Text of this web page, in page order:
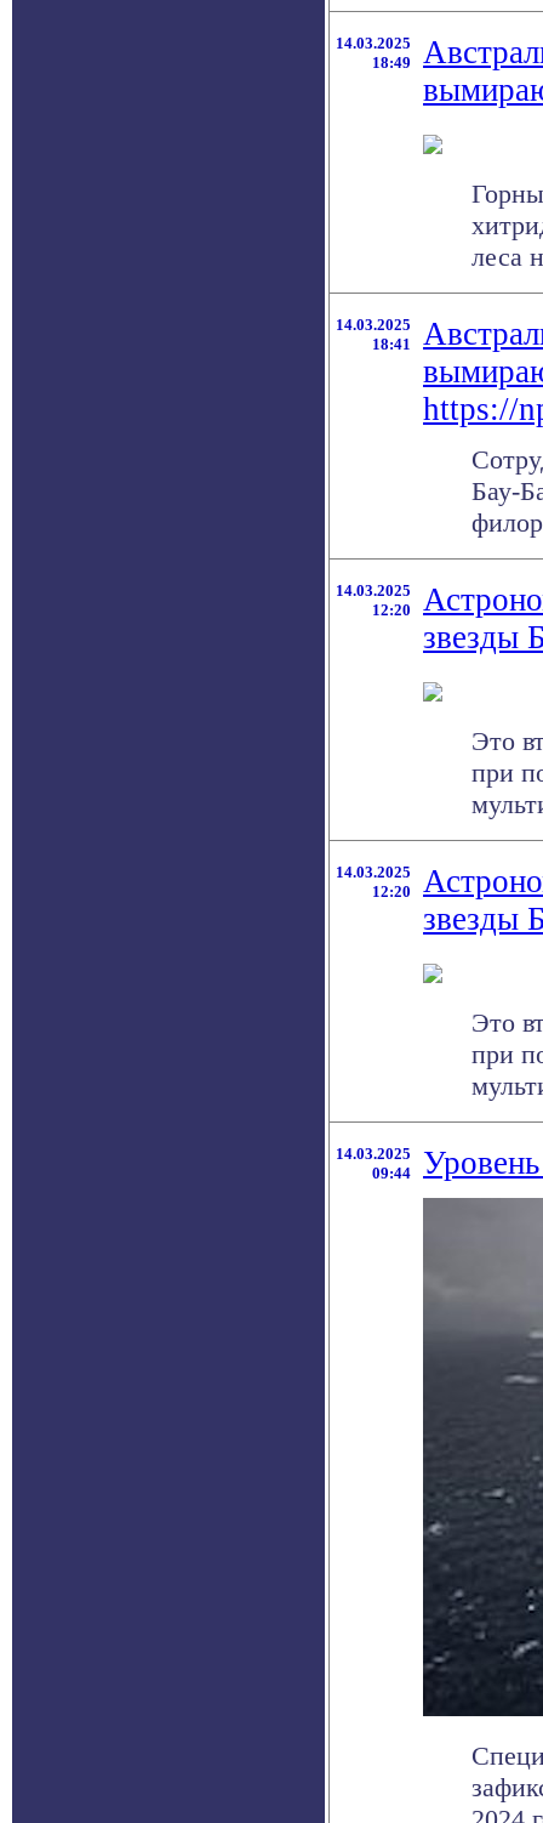
14.03.2025
18:49
леса
14.03.2025
18:41
https://
Бау-
14.03.2025
12:20
звезды
Это
при
14.03.2025
12:20
звезды
Это
при
14.03.2025
09:44